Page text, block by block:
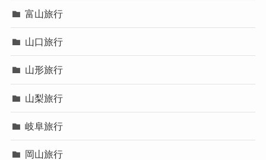
富山旅行
山口旅行
山形旅行
山梨旅行
岐阜旅行
岡山旅行